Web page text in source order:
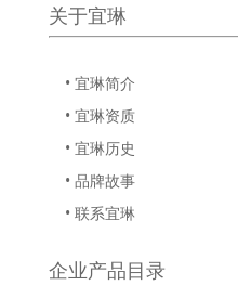
关于宜琳
• 宜琳简介
• 宜琳资质
• 宜琳历史
• 品牌故事
• 联系宜琳
企业产品目录